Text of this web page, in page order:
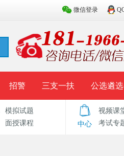
微信登录
招警 三支一扶 公选遴选
考试题库 辅导资料 历
模拟试题
面授课程 中心
视频课
考试专